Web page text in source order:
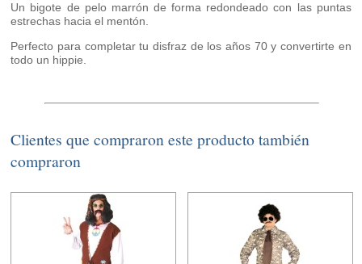
Un bigote de pelo marrón de forma redondeado con las puntas
estrechas hacia el mentón.
Perfecto para completar tu disfraz de los años 70 y convertirte en
todo un hippie.
Clientes que compraron este producto también
compraron